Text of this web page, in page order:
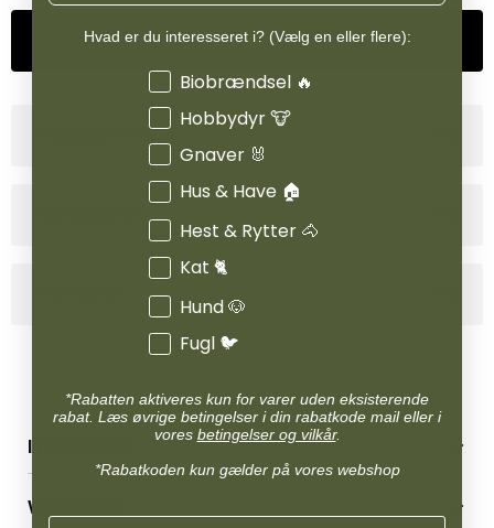
Tilføj til kurv
Produktinformation
INFORMATION
Reklamations- & fortrydelsesret
VORES BUTIK
Hvad er du interesseret i? (Vælg en eller flere):
Interesser
Biobrændsel 🔥
Hobbydyr 🐮
Gnaver 🐰
Hus & Have 🏠
Hest & Rytter 🐴
Kat 🐈
Hund 🐶
Fugl 🐦
*Rabatten aktiveres kun for varer uden eksisterende
rabat. Læs øvrige betingelser i din rabatkode mail eller i
vores betingelser og vilkår.
*Rabatkoden kun gælder på vores webshop